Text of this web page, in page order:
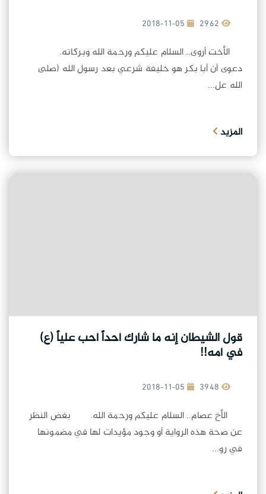
2018-11-05
الأخت أروى.. السلام عليكم ورحمة الله وبركاته.
دعوى أن أبا بكر هو خليفة شرعي بعد رسول الله (صلى
الله عل...
المزيد
قول الشيطان إنه ما شارك أحداً أحب علياً (ع)
في أمه!!
2018-11-05
الأخ عصام.. السلام عليكم ورحمة الله. بغض النظر
عن صحة هذه الرواية أو وجود مؤيدات لها في مضمونها
في رو...